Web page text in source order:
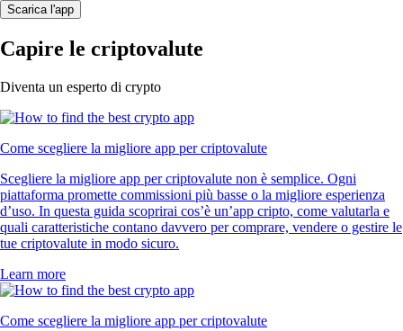
Scarica l'app
Capire le criptovalute
Diventa un esperto di crypto
Come scegliere la migliore app per criptovalute
Scegliere la migliore app per criptovalute non è semplice. Ogni
piattaforma promette commissioni più basse o la migliore esperienza
d’uso. In questa guida scoprirai cos’è un’app cripto, come valutarla e
quali caratteristiche contano davvero per comprare, vendere o gestire le
tue criptovalute in modo sicuro.
Learn more
Come scegliere la migliore app per criptovalute